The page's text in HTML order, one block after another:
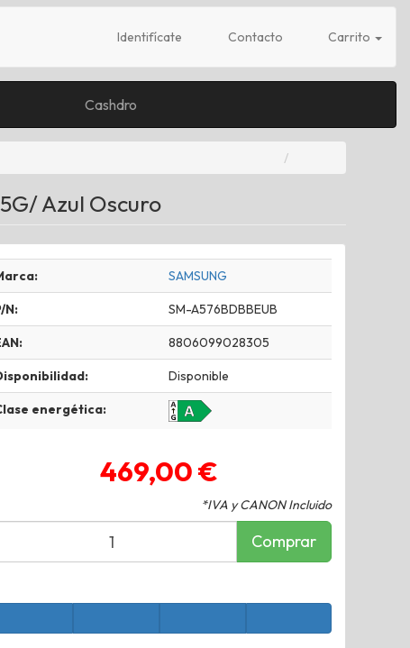
Identifícate Contacto Carrito
Cashdro
Azul Oscuro
SAMSUNG
N: SM-A576BDBBEUB
8806099028305
Disponible
energética:
469,00 €
*IVA y CANON Incluido
Comprar